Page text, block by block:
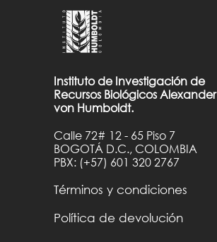
Instituto de Investigación de
Recursos Biológicos Alexander
von Humboldt.
Calle 72# 12 - 65 Piso 7
BOGOTÁ D.C., COLOMBIA
PBX: (+57) 601 320 2767
Términos y condiciones
Política de devolución